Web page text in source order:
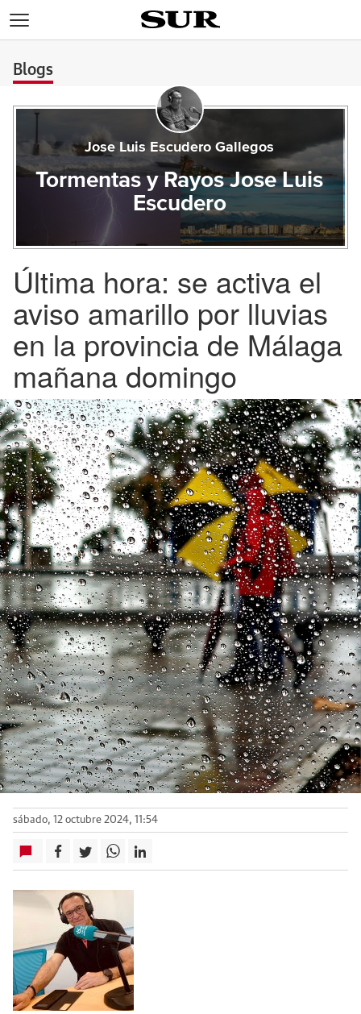
Blogs
Jose Luis Escudero Gallegos
Tormentas y Rayos Jose Luis
Escudero
Última hora: se activa el
aviso amarillo por lluvias
en la provincia de Málaga
mañana domingo
sábado, 12 octubre 2024, 11:54